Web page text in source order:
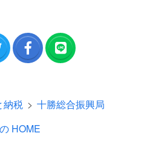
納税
十勝総合振興局
HOME